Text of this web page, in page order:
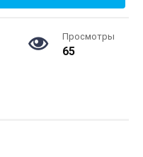
Просмотры
65